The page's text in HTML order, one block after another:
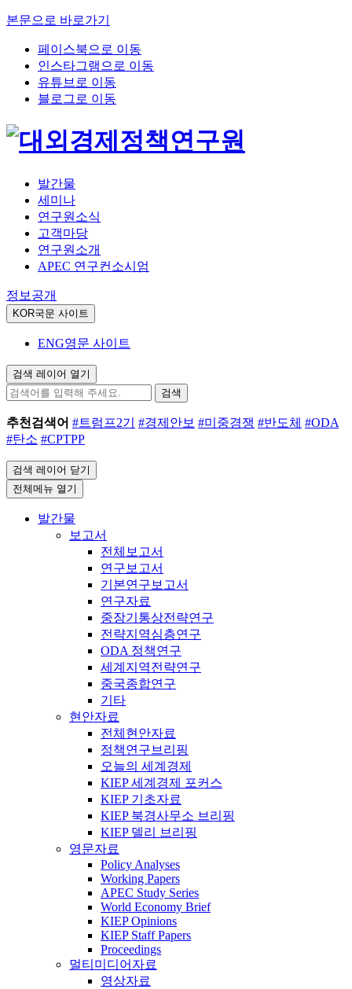
본문으로 바로가기
페이스북으로 이동
인스타그램으로 이동
유튜브로 이동
블로그로 이동
발간물
세미나
연구원소식
고객마당
연구원소개
APEC 연구컨소시엄
정보공개
KOR국문 사이트
ENG영문 사이트
검색 레이어 열기
검색
추천검색어 #트럼프2기 #경제안보 #미중경쟁 #반도체 #ODA
#탄소 #CPTPP
검색 레이어 닫기
전체메뉴 열기
발간물
보고서
전체보고서
연구보고서
기본연구보고서
연구자료
중장기통상전략연구
전략지역심층연구
ODA 정책연구
세계지역전략연구
중국종합연구
기타
현안자료
전체현안자료
정책연구브리핑
오늘의 세계경제
KIEP 세계경제 포커스
KIEP 기초자료
KIEP 북경사무소 브리핑
KIEP 델리 브리핑
영문자료
Policy Analyses
Working Papers
APEC Study Series
World Economy Brief
KIEP Opinions
KIEP Staff Papers
Proceedings
멀티미디어자료
영상자료